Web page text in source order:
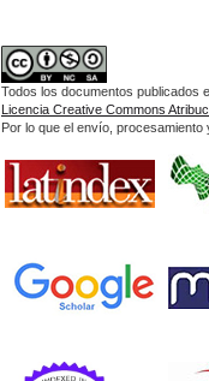
Todos los documentos publicados
Licencia Creative Commons
Por lo que el envío,